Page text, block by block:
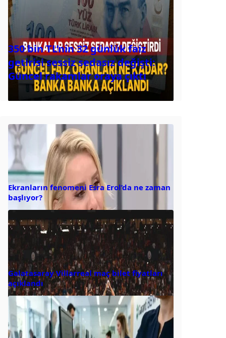
350 bin TL’nin 32 günlük faiz
getirisi sessiz sedasız değişti:
Güncel rakamlar oraya çıktı
Ekranların fenomeni Esra Erol’da ne zaman
başlıyor?
Galatasaray Villarreal maç bilet fiyatları
açıklandı